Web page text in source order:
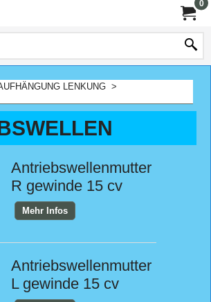
0
LENKUNG >
Antriebswellenmutter
R gewinde 15 cv
Mehr Infos
Antriebswellenmutter
L gewinde 15 cv